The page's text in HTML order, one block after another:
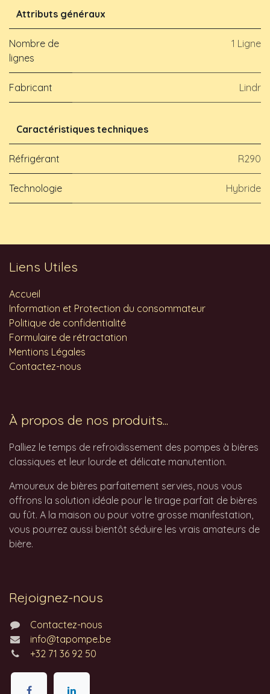
Attributs généraux
Nombre de
lignes
1 Ligne
Fabricant Lindr
Caractéristiques techniques
Réfrigérant R290
Technologie Hybride
Liens Utiles
Accueil
Information et Protection du consommateur
Politique de confidentialité
Formulaire de rétractation
Mentions Légales
Contactez-nous
À propos de nos produits...
Palliez le temps de refroidissement des pompes à bières
classiques et leur lourde et délicate manutention.
Amoureux de bières parfaitement servies, nous vous
offrons la solution idéale pour le tirage parfait de bières
au fût. A la maison ou pour votre grosse manifestation,
vous pourrez aussi bientôt séduire les vrais amateurs de
bière.
Rejoignez-nous
Contactez-nous
info@tapompe.be
+32 71 36 92 50